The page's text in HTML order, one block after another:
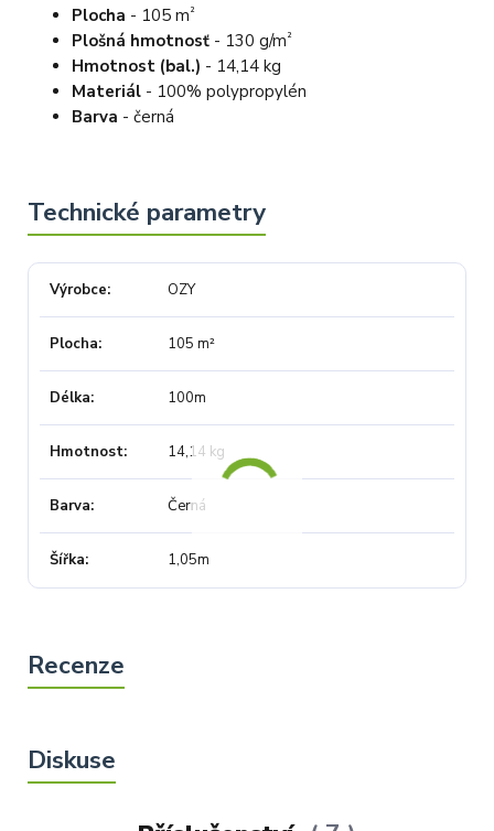
Plocha - 105 m²
Plošná hmotnosť - 130 g/m²
Hmotnost (bal.) - 14,14 kg
Materiál - 100% polypropylén
Barva - černá
Výrobce OZY
Plocha 105 m²
Délka 100m
Hmotnost 14,14 kg
Barva Černá
Šířka 1,05m